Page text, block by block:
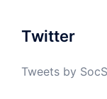
Twitter
Tweets by